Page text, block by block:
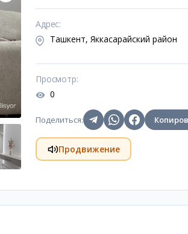
Адрес:
Ташкент, Яккасарайский район
Просмотр:
0
Поделиться:
Продвижение